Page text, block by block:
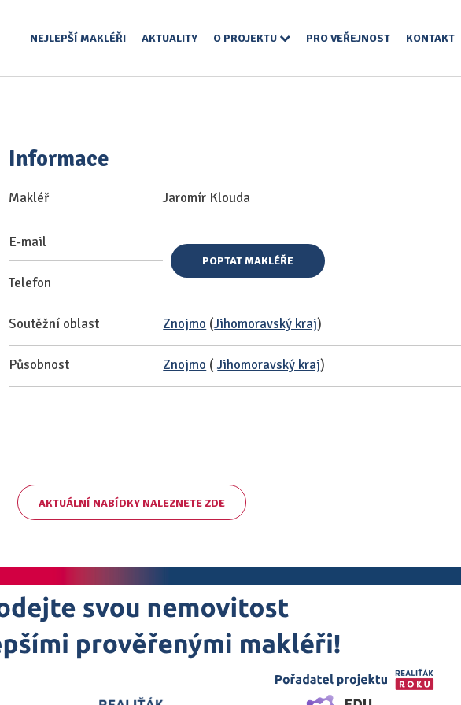
NEJLEPŠÍ MAKLÉŘI AKTUALITY O PROJEKTU PRO VEŘEJNOST KONTAKT
Informace
Makléř Jaromír Klouda
E-mail
Telefon
POPTAT MAKLÉŘE
Soutěžní oblast Znojmo (Jihomoravský kraj)
Působnost Znojmo (Jihomoravský kraj)
AKTUÁLNÍ NABÍDKY NALEZNETE ZDE